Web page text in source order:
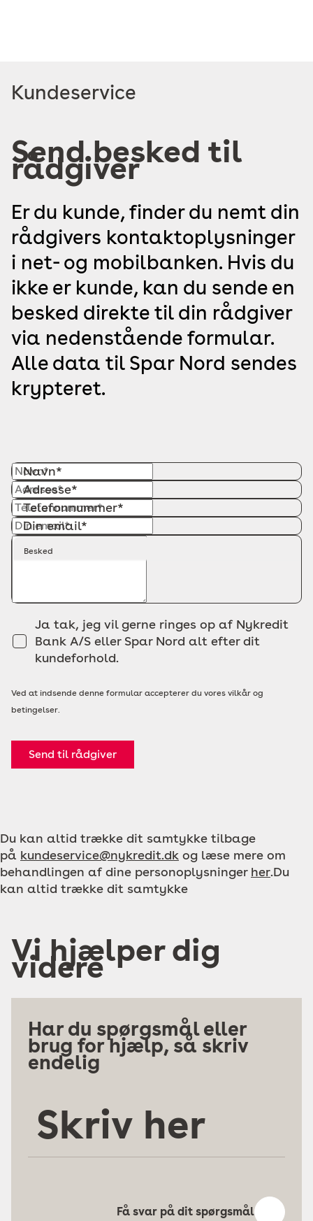
Read
Kundeservice
Send besked til
rådgiver
Er du kunde, finder du nemt din
rådgivers kontaktoplysninger
i net- og mobilbanken. Hvis du
ikke er kunde, kan du sende en
besked direkte til din rådgiver
via nedenstående formular.
Alle data til Spar Nord sendes
krypteret.
Navn*
Adresse*
Telefonnummer*
Din email*
Besked
Ja tak, jeg vil gerne ringes op af Nykredit
Bank A/S eller Spar Nord alt efter dit
kundeforhold.
Ved at indsende denne formular accepterer du vores vilkår og
betingelser.
Send til rådgiver
Du kan altid trække dit samtykke tilbage
på kundeservice@nykredit.dk og læse mere om
behandlingen af dine personoplysninger her.Du
kan altid trække dit samtykke
Vi hjælper dig
videre
Har du spørgsmål eller
brug for hjælp, så skriv
endelig
her
Få svar på dit spørgsmål